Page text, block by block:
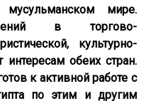
мире.
в торгово-
культурно-
интересам обеих стран.
к активной работе с
по этим и другим